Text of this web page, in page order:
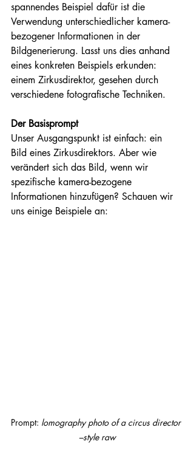
spannendes Beispiel dafür ist die
Verwendung unterschiedlicher kamera-
bezogener Informationen in der
Bildgenerierung. Lasst uns dies anhand
eines konkreten Beispiels erkunden:
einem Zirkusdirektor, gesehen durch
verschiedene fotografische Techniken.
Der Basisprompt
Unser Ausgangspunkt ist einfach: ein
Bild eines Zirkusdirektors. Aber wie
verändert sich das Bild, wenn wir
spezifische kamera-bezogene
Informationen hinzufügen? Schauen wir
uns einige Beispiele an:
Prompt: lomography photo of a circus director
–style raw